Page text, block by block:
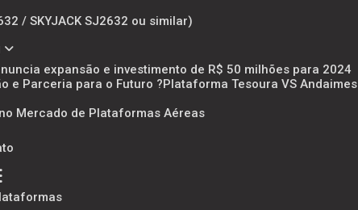
/ SKYJACK SJ2632 ou similar)
expansão e investimento de R$ 50 milhões para 2024
e Parceria para o Futuro ?
Plataforma Tesoura VS Andaimes
Mercado de Plataformas Aéreas